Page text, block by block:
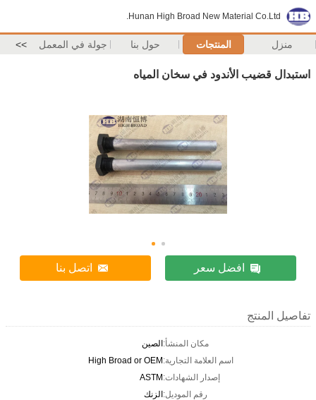
Hunan High Broad New Material Co.Ltd.
منزل المنتجات حول بنا جولة في المعمل >>
استبدال قضيب الأندود في سخان المياه
افضل سعر اتصل بنا
تفاصيل المنتج
مكان المنشأ:الصين
اسم العلامة التجارية:High Broad or OEM
إصدار الشهادات:ASTM
رقم الموديل:الزنك